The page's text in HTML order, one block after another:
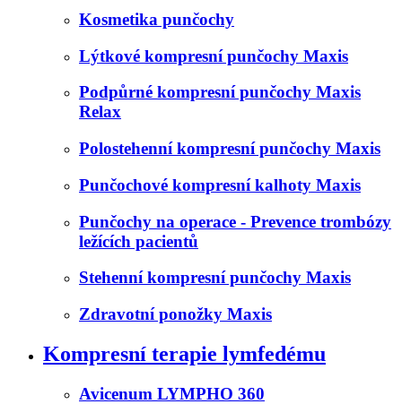
Kosmetika punčochy
Lýtkové kompresní punčochy Maxis
Podpůrné kompresní punčochy Maxis
Relax
Polostehenní kompresní punčochy Maxis
Punčochové kompresní kalhoty Maxis
Punčochy na operace - Prevence trombózy
ležících pacientů
Stehenní kompresní punčochy Maxis
Zdravotní ponožky Maxis
Kompresní terapie lymfedému
Avicenum LYMPHO 360